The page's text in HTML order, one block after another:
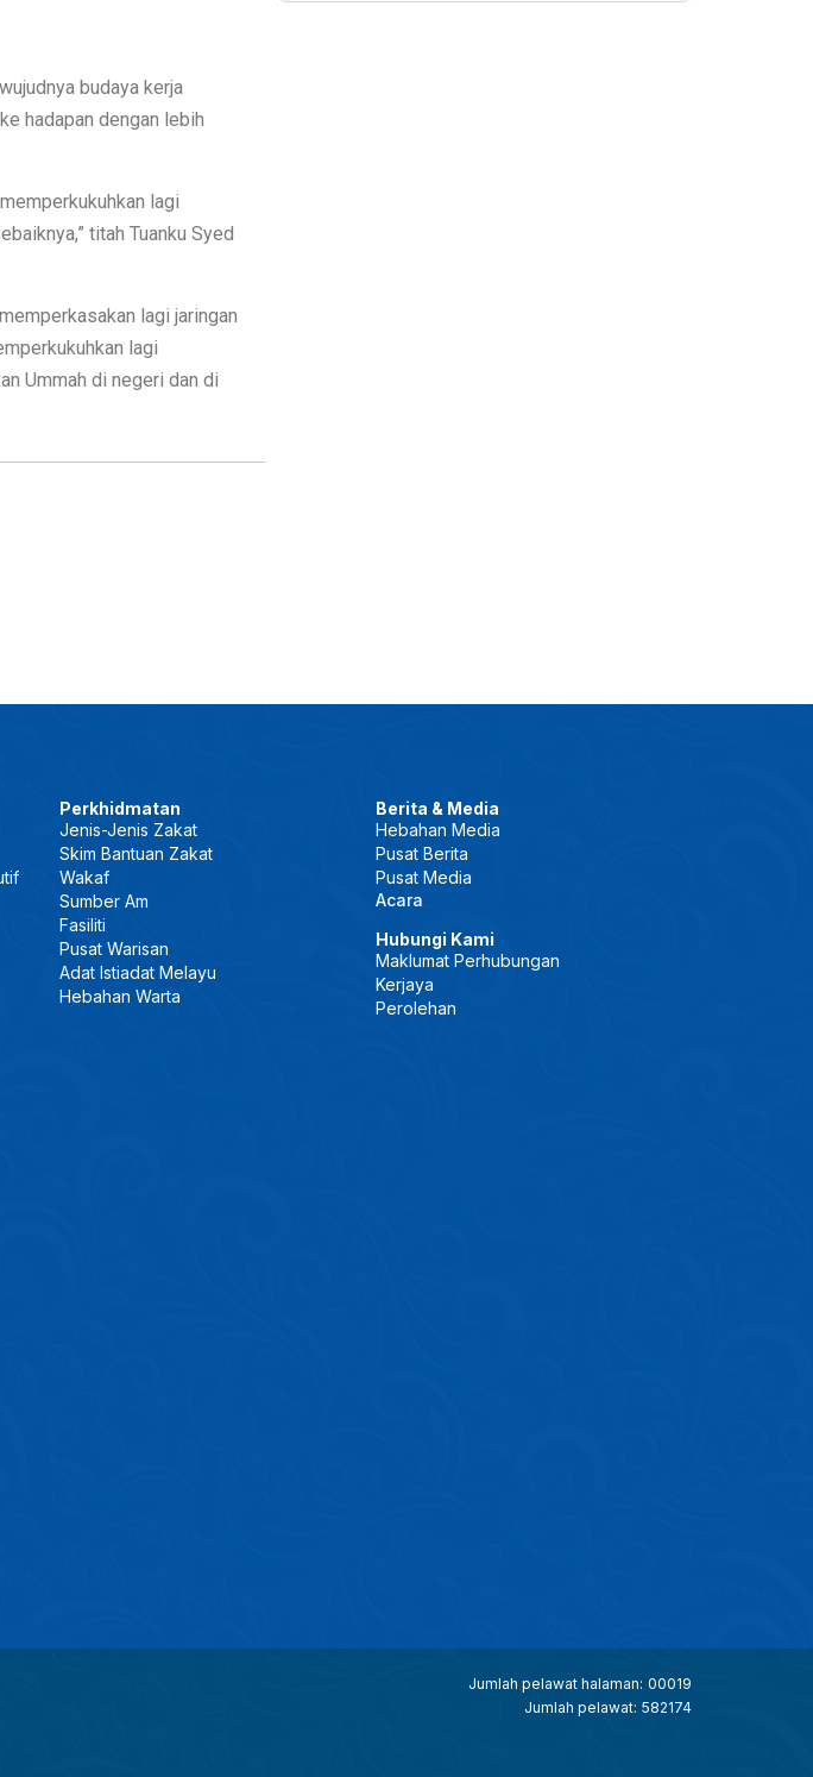
budaya kerja
hadapan dengan lebih
lagi
titah Tuanku Syed
lagi jaringan
lagi
Ummah di negeri dan di
Perkhidmatan
Jenis-Jenis Zakat
Skim Bantuan Zakat
Wakaf
Sumber Am
Fasiliti
Pusat Warisan
Adat Istiadat Melayu
Hebahan Warta
Berita & Media
Hebahan Media
Pusat Berita
Pusat Media
Acara
Hubungi Kami
Maklumat Perhubungan
Kerjaya
Perolehan
Jumlah pelawat halaman: 00019
Jumlah pelawat: 582174